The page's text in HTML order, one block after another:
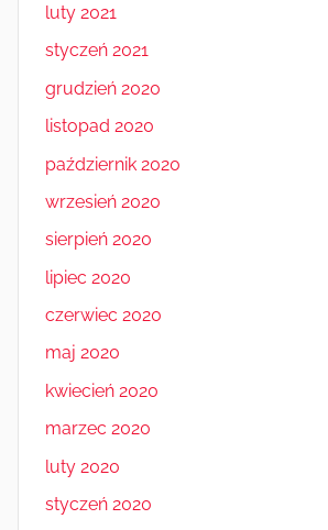
luty 2021
styczeń 2021
grudzień 2020
listopad 2020
październik 2020
wrzesień 2020
sierpień 2020
lipiec 2020
czerwiec 2020
maj 2020
kwiecień 2020
marzec 2020
luty 2020
styczeń 2020